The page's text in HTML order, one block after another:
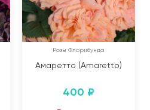
Розы Флорибунда
Амаретто (Amaretto)
400 ₽